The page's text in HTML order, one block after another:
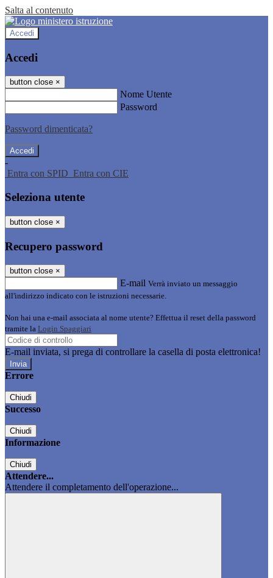
Salta al contenuto
Accedi
Accedi
button close ×
Nome Utente
Password
Password dimenticata?
-
Entra con SPID Entra con CIE
Seleziona utente
button close ×
Recupero password
button close ×
E-mail Verrà inviato un messaggio
all'indirizzo indicato con le istruzioni necessarie.
Non hai una e-mail associata al nome utente? Effettua il reset della password
tramite la Login Spaggiari
E-mail inviata, si prega di controllare la casella di posta elettronica!
Errore
Chiudi
Successo
Chiudi
Informazione
Chiudi
Attendere...
Attendere il completamento dell'operazione...